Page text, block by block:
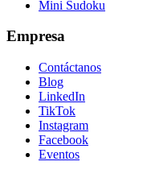
Mini Sudoku
Empresa
Contáctanos
Blog
LinkedIn
TikTok
Instagram
Facebook
Eventos